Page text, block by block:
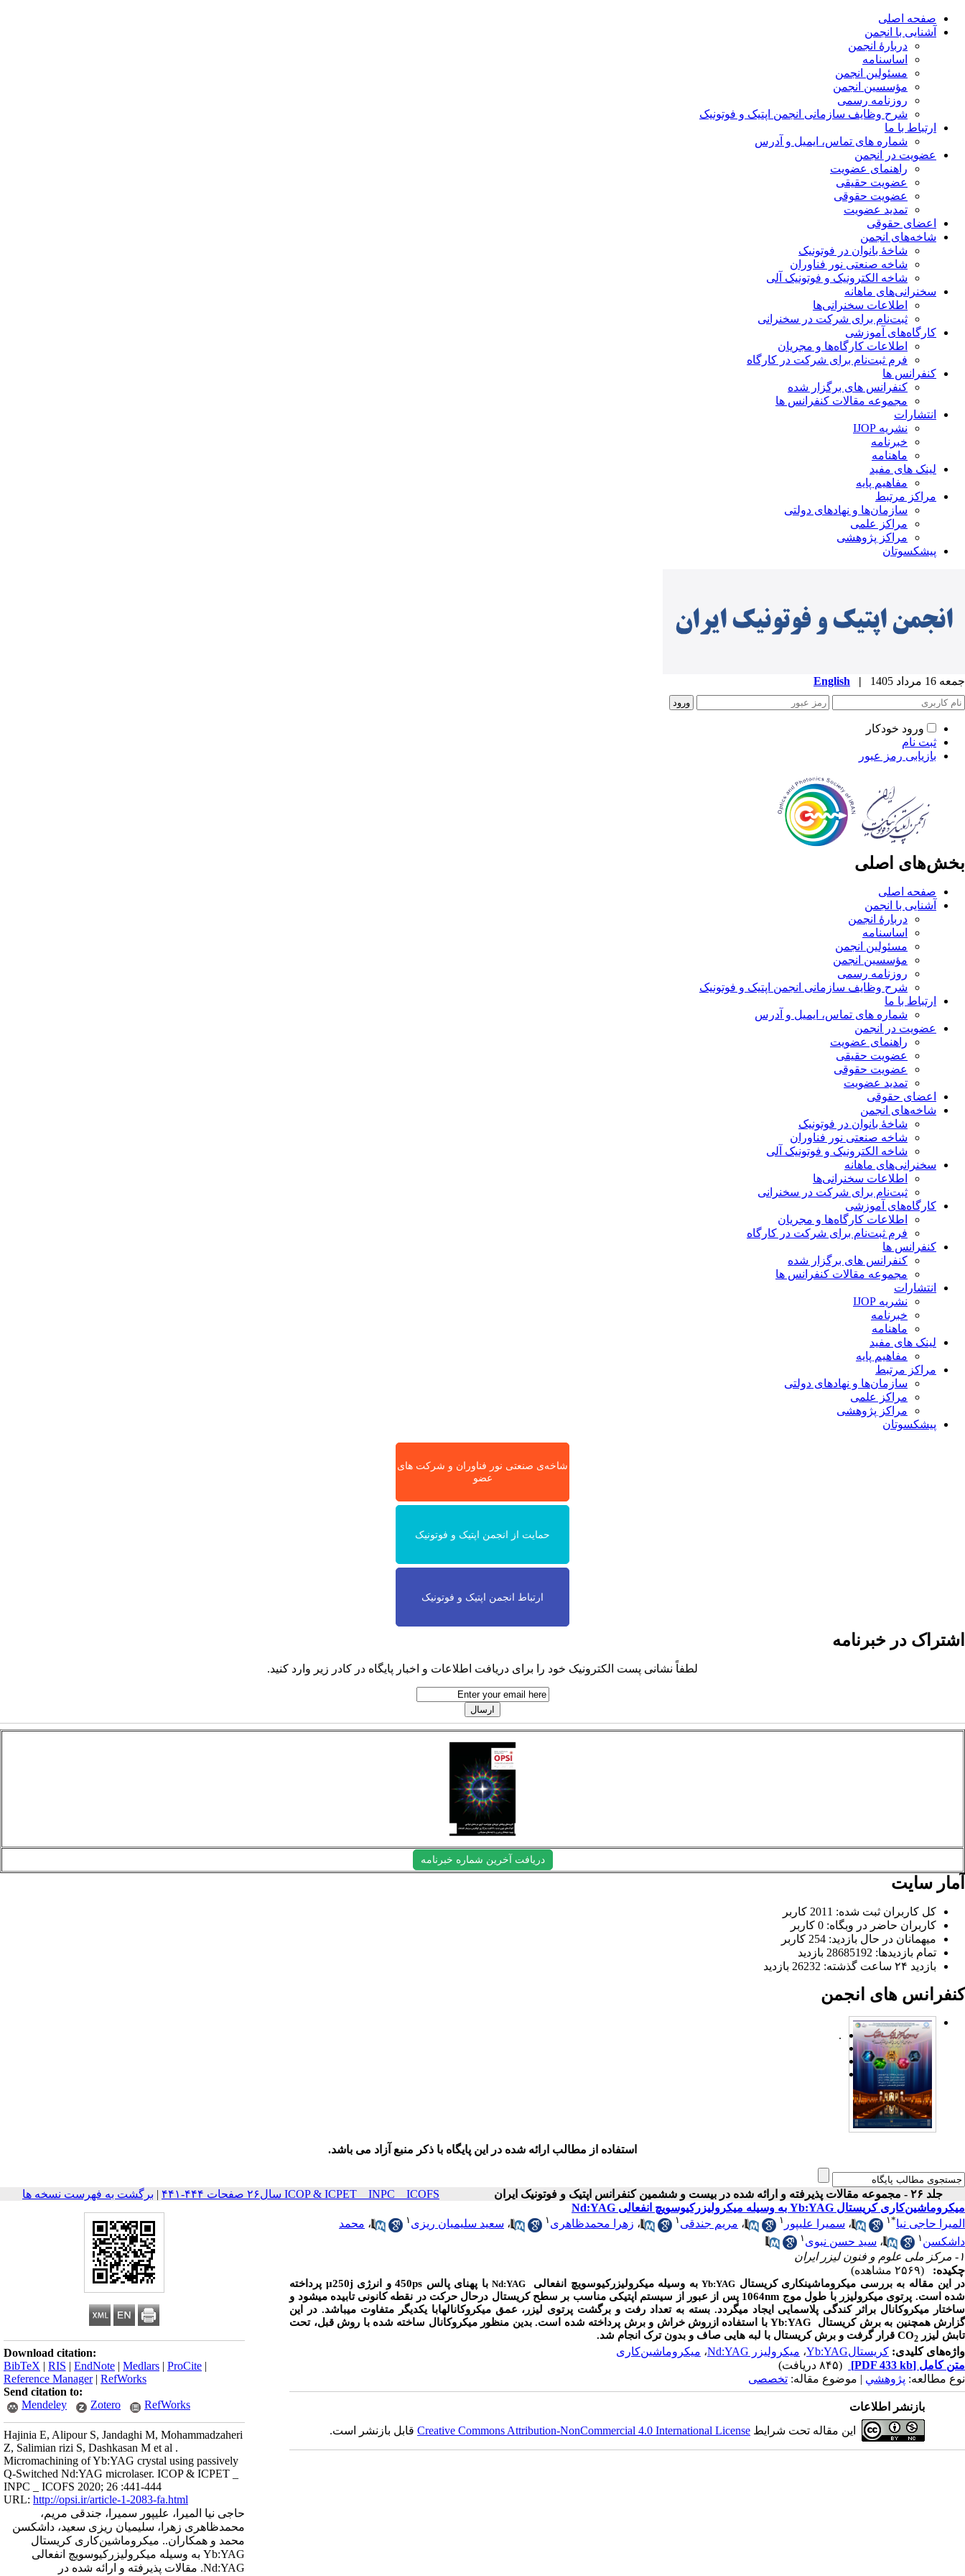
صفحه اصلی
آشنایی با انجمن
دربارۀ انجمن
اساسنامه
مسئولین انجمن
مؤسسین انجمن
روزنامه رسمی
شرح وظایف سازمانی انجمن اپتیک و فوتونیک
ارتباط با ما
شماره های تماس، ایمیل و آدرس
عضویت در انجمن
راهنمای عضویت
عضویت حقیقی
عضویت حقوقی
تمدید عضویت
اعضای حقوقی
شاخه‌های انجمن
شاخۀ بانوان در فوتونیک
شاخه صنعتی نور فناوران
شاخه‌ الکترونیک و فوتونیک آلی
سخنرانی‌های ماهانه
اطلاعات سخنرانی‌‌ها
ثبت‌نام برای شرکت در سخنرانی
کارگاه‌های آموزشی
اطلاعات کارگاه‌ها و مجریان
فرم ثبت‌نام برای شرکت در کارگاه
کنفرانس ها
کنفرانس های برگزار شده
مجموعه مقالات کنفرانس ها
انتشارات
نشریه IJOP
خبرنامه
ماهنامه
لینک های مفید
مفاهیم پایه
مراکز مرتبط
سازمان‌ها و نهادهای دولتی
مراکز علمی
مراکز پژوهشی
پیشکسوتان
جمعه 16 مرداد 1405 |
English
ورود خودکار
ثبت نام
بازیابی رمز عبور
بخش‌های اصلی
صفحه اصلی
آشنایی با انجمن
دربارۀ انجمن
اساسنامه
مسئولین انجمن
مؤسسین انجمن
روزنامه رسمی
شرح وظایف سازمانی انجمن اپتیک و فوتونیک
ارتباط با ما
شماره های تماس، ایمیل و آدرس
عضویت در انجمن
راهنمای عضویت
عضویت حقیقی
عضویت حقوقی
تمدید عضویت
اعضای حقوقی
شاخه‌های انجمن
شاخۀ بانوان در فوتونیک
شاخه صنعتی نور فناوران
شاخه‌ الکترونیک و فوتونیک آلی
سخنرانی‌های ماهانه
اطلاعات سخنرانی‌‌ها
ثبت‌نام برای شرکت در سخنرانی
کارگاه‌های آموزشی
اطلاعات کارگاه‌ها و مجریان
فرم ثبت‌نام برای شرکت در کارگاه
کنفرانس ها
کنفرانس های برگزار شده
مجموعه مقالات کنفرانس ها
انتشارات
نشریه IJOP
خبرنامه
ماهنامه
لینک های مفید
مفاهیم پایه
مراکز مرتبط
سازمان‌ها و نهادهای دولتی
مراکز علمی
مراکز پژوهشی
پیشکسوتان
شاخه‌ی صنعتی نور فناوران و شرکت های
عضو
حمایت از انجمن اپتیک و فوتونیک
ارتباط انجمن اپتیک و فوتونیک
اشتراک در خبرنامه
لطفاً نشانی پست الکترونیک خود را برای دریافت اطلاعات و اخبار پایگاه در کادر زیر وارد کنید.
دریافت آخرین شماره خبرنامه
آمار سایت
کل کاربران ثبت شده: 2011 کاربر
کاربران حاضر در وبگاه: 0 کاربر
میهمانان در حال بازدید: 254 کاربر
تمام بازدید‌ها: 28685192 بازدید
بازدید ۲۴ ساعت گذشته: 26232 بازدید
کنفرانس های انجمن
.
استفاده از مطالب ارائه شده در این پایگاه با ذکر منبع آزاد می باشد.
جلد ۲۶ - مجموعه مقالات پذیرفته و ارائه شده در بیست و ششمین کنفرانس اپتیک و فوتونیک ایران ICOP & ICPET _ INPC _ ICOFS سال۲۶ صفحات ۴۴۴-۴۴۱ | برگشت به فهرست نسخه ها
Download citation:
BibTeX | RIS | EndNote | Medlars | ProCite |
Reference Manager| RefWorks
Send citation to:
Mendeley
Zotero RefWorks
Hajinia E, Alipour S, Jandaghi M, Mohammadzaheri
Z, Salimian rizi S, Dashkasan M et al .
Micromachining of Yb:YAG crystal using passively
Q-Switched Nd:YAG microlaser. ICOP & ICPET _
INPC _ ICOFS 2020; 26 :441-444
URL: http://opsi.ir/article-1-2083-fa.html
حاجی نیا المیرا، علیپور سمیرا، جندقی مریم،
محمدظاهری زهرا، سلیمیان ریزی سعید، داشکسن
محمد و همکاران.. میکروماشین‌کاری کریستال
Yb:YAG به وسیله میکرولیزرکیوسویچ انفعالی
Nd:YAG. مقالات پذیرفته و ارائه شده در
میکروماشین‌کاری کریستال Yb:YAG به وسیله میکرولیزرکیوسویچ انفعالی Nd:YAG
المیرا حاجی نیا*۱ ، سمیرا علیپور ۱ ، مریم جندقی ۱ ، زهرا محمدظاهری ۱ ، سعید سلیمیان ریزی ۱ ، محمد
داشکسن ۱ ، سید حسن نبوی ۱
۱- مرکز ملی علوم و فنون لیزر ایران
چکیده:
(۲۵۶۹ مشاهده)
در این مقاله به بررسی میکروماشین‏کاری کریستال Yb:YAGبه وسیله میکرولیزرکیوسویچ انفعالی Nd:YAGبا پهنای پالس ps450 و انرژی j
μ 250 پرداخته
شده است. پرتوی میکرولیزر با طول موجnm
1064 پس از عبور از سیستم اپتیکی مناسب بر سطح کریستال درحال حرکت در نقطه کانونی تابیده می‏شود و
ساختار میکروکانال براثر کندگی پلاسمایی ایجاد می‏گردد. بسته به تعداد رفت و برگشت پرتوی لیزر، عمق میکروکانالهابا یکدیگر متفاوت می‏باشد. در این
گزارش همچنین به برش کریستال Yb:YAGبا استفاده ازروش خراش و برش پرداخته شده است. بدین منظور میکروکانال ساخته شده با روش قبل، تحت
تابش لیزر
CO2 قرار گرفت و برش کریستال با لبه هایی صاف و بدون ترک انجام شد.
واژه‌های کلیدی: کریستالYb:YAG ، میکرولیزر Nd:YAG ، میکروماشین‌کاری
متن کامل [PDF 433 kb]
(۸۴۵ دریافت)
نوع مطالعه: پژوهشي | موضوع مقاله: تخصصی
بازنشر اطلاعات
این مقاله تحت شرایط Creative Commons Attribution-NonCommercial 4.0 International Licenseقابل بازنشر است.